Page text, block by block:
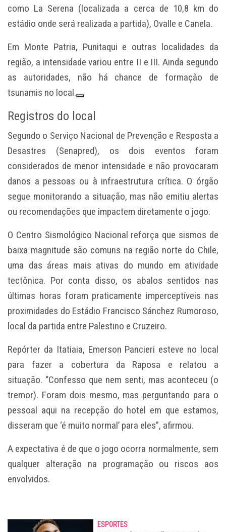
como La Serena (localizada a cerca de 10,8 km do
estádio onde será realizada a partida), Ovalle e Canela.
Em Monte Patria, Punitaqui e outras localidades da
região, a intensidade variou entre II e III. Ainda segundo
as autoridades, não há chance de formação de
tsunamis no local.
Registros do local
Segundo o Serviço Nacional de Prevenção e Resposta a
Desastres (Senapred), os dois eventos foram
considerados de menor intensidade e não provocaram
danos a pessoas ou à infraestrutura crítica. O órgão
segue monitorando a situação, mas não emitiu alertas
ou recomendações que impactem diretamente o jogo.
O Centro Sismológico Nacional reforça que sismos de
baixa magnitude são comuns na região norte do Chile,
uma das áreas mais ativas do mundo em atividade
tectônica. Por conta disso, os abalos sentidos nas
últimas horas foram praticamente imperceptíveis nas
proximidades do Estádio Francisco Sánchez Rumoroso,
local da partida entre Palestino e Cruzeiro.
Repórter da Itatiaia, Emerson Pancieri esteve no local
para fazer a cobertura da Raposa e relatou a
situação. “Confesso que nem senti, mas aconteceu (o
tremor). Foram dois mesmo, mas perguntando para o
pessoal aqui na recepção do hotel em que estamos,
disseram que ‘é muito normal’ para eles”, afirmou.
A expectativa é de que o jogo ocorra normalmente, sem
qualquer alteração na programação ou riscos aos
envolvidos.
ESPORTES